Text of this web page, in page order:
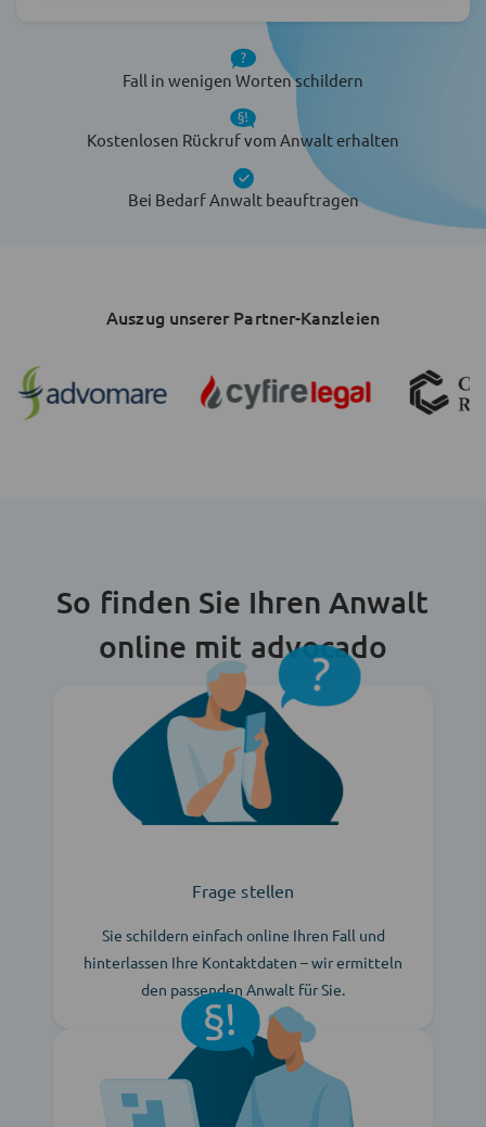
Fall in wenigen Worten schildern
Kostenlosen Rückruf vom Anwalt erhalten
Bei Bedarf Anwalt beauftragen
Auszug unserer Partner-Kanzleien
So finden Sie Ihren Anwalt
online mit advocado
Frage stellen
Sie schildern einfach online Ihren Fall und
hinterlassen Ihre Kontaktdaten – wir ermitteln
den passenden Anwalt für Sie.